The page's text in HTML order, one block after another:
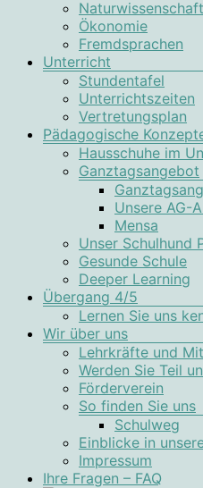
Ökonomie
Fremdsprachen
Unterricht
Stundentafel
Unterrichtszeiten
Vertretungsplan
Pädagogische
Hausschuhe im
Ganztagsangebot
Unsere AG-
Mensa
Unser Schulhund
Gesunde Schule
Deeper Learning
Übergang 4/5
Lernen Sie uns
Wir über uns
Lehrkräfte und
Werden Sie Teil
Förderverein
So finden Sie uns
Schulweg
Einblicke in
Impressum
Ihre Fragen – FAQ